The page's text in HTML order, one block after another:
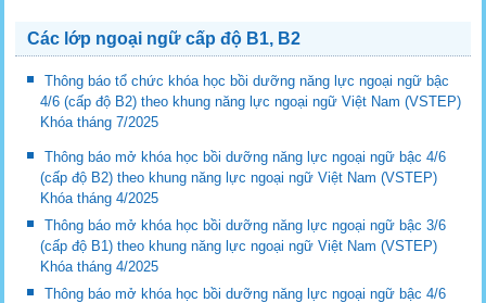
Các lớp ngoại ngữ cấp độ B1, B2
Thông báo tổ chức khóa học bồi dưỡng năng lực ngoại ngữ bậc
4/6 (cấp độ B2) theo khung năng lực ngoại ngữ Việt Nam (VSTEP)
Khóa tháng 7/2025
Thông báo mở khóa học bồi dưỡng năng lực ngoại ngữ bậc 4/6
(cấp độ B2) theo khung năng lực ngoại ngữ Việt Nam (VSTEP)
Khóa tháng 4/2025
Thông báo mở khóa học bồi dưỡng năng lực ngoại ngữ bậc 3/6
(cấp độ B1) theo khung năng lực ngoại ngữ Việt Nam (VSTEP)
Khóa tháng 4/2025
Thông báo mở khóa học bồi dưỡng năng lực ngoại ngữ bậc 4/6